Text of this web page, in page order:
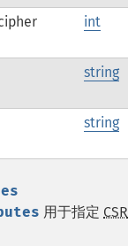
int
string
string
用于指定 CSR